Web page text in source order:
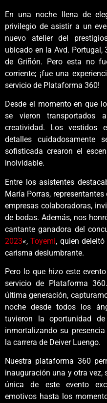
En una noche llena de
privilegio de asistir a un
nuevo atelier del
ubicado en la Avd. Portugal,
de Griñón. Pero esta no
corriente; ¡fue una
servicio de Plataforma 360!
Desde el momento en que
se vieron transportados
creatividad. Los vestidos
detalles cuidadosamente
sofisticada crearon el
inolvidable.
Entre los asistentes
María Porras,
empresas colaboradoras,
de bodas. Además, nos
cantante ganadora del
2023«,Toyemi, quien
carisma deslumbrante.
Pero lo que hizo este
servicio de Plataforma
última generación,
noche desde todos los
tuvieron la oportunidad
inmortalizando su
la carrera de Deiver Luengo.
Nuestra plataforma 360
inauguración una y otra vez,
única de este evento
emotivos hasta los